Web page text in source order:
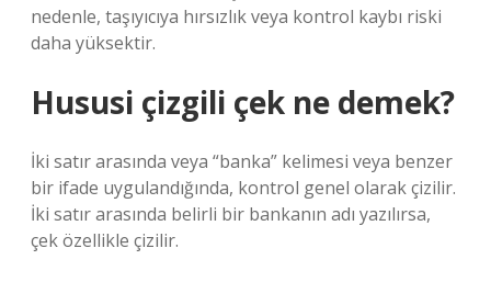
nedenle, taşıyıcıya hırsızlık veya kontrol kaybı riski
daha yüksektir.
Hususi çizgili çek ne demek?
İki satır arasında veya “banka” kelimesi veya benzer
bir ifade uygulandığında, kontrol genel olarak çizilir.
İki satır arasında belirli bir bankanın adı yazılırsa,
çek özellikle çizilir.